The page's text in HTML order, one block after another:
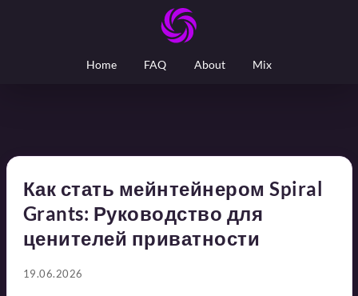
Home FAQ About Mix
Как стать мейнтейнером Spiral
Grants: Руководство для
ценителей приватности
19.06.2026